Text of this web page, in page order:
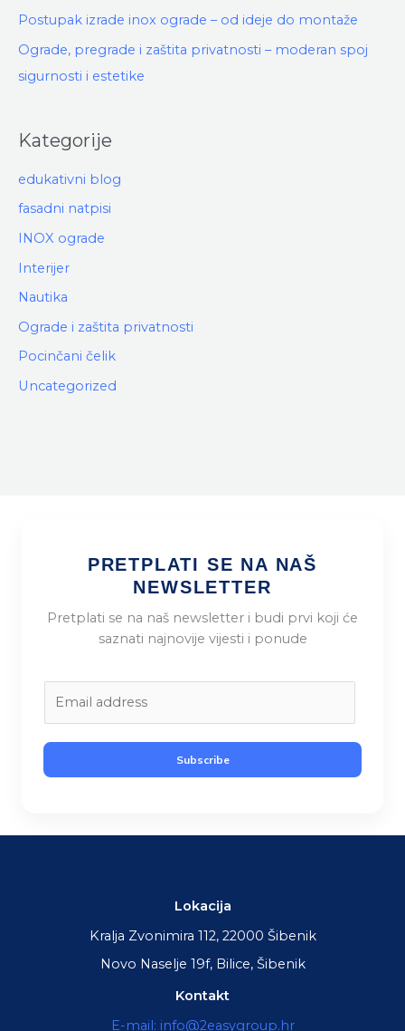
Postupak izrade inox ograde – od ideje do montaže
Ograde, pregrade i zaštita privatnosti – moderan spoj
sigurnosti i estetike
Kategorije
edukativni blog
fasadni natpisi
INOX ograde
Interijer
Nautika
Ograde i zaštita privatnosti
Pocinčani čelik
Uncategorized
PRETPLATI SE NA NAŠ
NEWSLETTER
Pretplati se na naš newsletter i budi prvi koji će
saznati najnovije vijesti i ponude
i
l
Subscribe
Lokacija
Kralja Zvonimira 112, 22000 Šibenik
Novo Naselje 19f, Bilice, Šibenik
Kontakt
E-mail: info@2easygroup.hr